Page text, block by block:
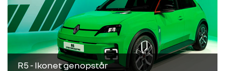
R5 - Ikonet genopstår